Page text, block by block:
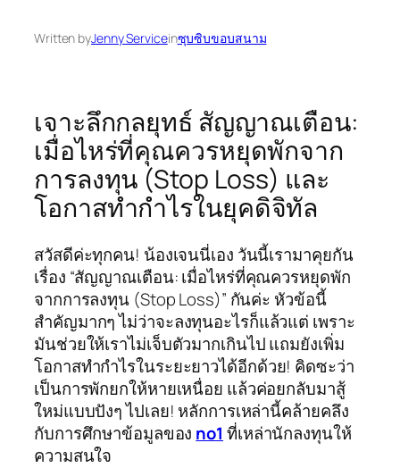
Written byJenny Serviceinซุบซิบขอบสนาม
เจาะลึกกลยุทธ์ สัญญาณเตือน:
เมื่อไหร่ที่คุณควรหยุดพักจาก
การลงทุน (Stop Loss) และ
โอกาสทำกำไรในยุคดิจิทัล
สวัสดีค่ะทุกคน! น้องเจนนี่เอง วันนี้เรามาคุยกัน
เรื่อง “สัญญาณเตือน: เมื่อไหร่ที่คุณควรหยุดพัก
จากการลงทุน (Stop Loss)” กันค่ะ หัวข้อนี้
สำคัญมากๆ ไม่ว่าจะลงทุนอะไรก็แล้วแต่ เพราะ
มันช่วยให้เราไม่เจ็บตัวมากเกินไป แถมยังเพิ่ม
โอกาสทำกำไรในระยะยาวได้อีกด้วย! คิดซะว่า
เป็นการพักยกให้หายเหนื่อย แล้วค่อยกลับมาสู้
ใหม่แบบปังๆ ไปเลย! หลักการเหล่านี้คล้ายคลึง
กับการศึกษาข้อมูลของ no1 ที่เหล่านักลงทุนให้
ความสนใจ